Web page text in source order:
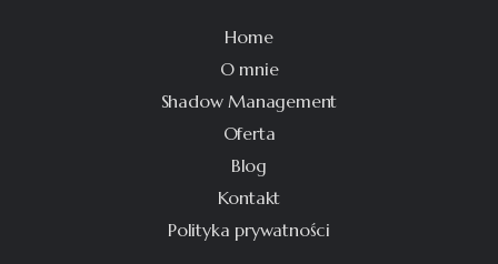
Home
O mnie
Shadow Management
Oferta
Blog
Kontakt
Polityka prywatności